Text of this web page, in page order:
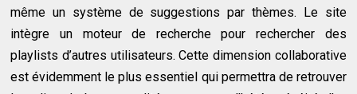
même un système de suggestions par thèmes. Le site
intègre un moteur de recherche pour rechercher des
playlists d’autres utilisateurs. Cette dimension collaborative
est évidemment le plus essentiel qui permettra de retrouver